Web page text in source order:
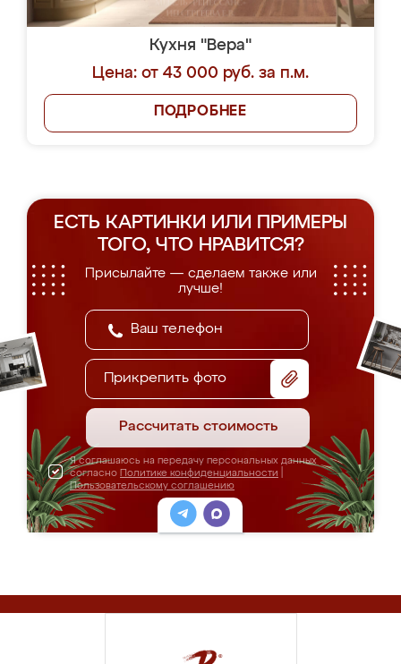
Кухня "Вера"
Цена: от 43 000 руб. за п.м.
ПОДРОБНЕЕ
ЕСТЬ КАРТИНКИ ИЛИ ПРИМЕРЫ
ТОГО, ЧТО НРАВИТСЯ?
Присылайте — сделаем также или
лучше!
Прикрепить фото
Рассчитать стоимость
Я соглашаюсь на передачу персональных данных
согласно Политике конфиденциальности
Пользовательскому соглашению